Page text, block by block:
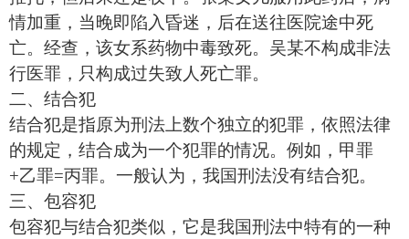
情加重，当晚即陷入昏迷，后在送往医院途中死
亡。经查，该女系药物中毒致死。吴某不构成非法
行医罪，只构成过失致人死亡罪。
二、结合犯
结合犯是指原为刑法上数个独立的犯罪，依照法律
的规定，结合成为一个犯罪的情况。例如，甲罪
+乙罪=丙罪。一般认为，我国刑法没有结合犯。
三、包容犯
包容犯与结合犯类似，它是我国刑法中特有的一种